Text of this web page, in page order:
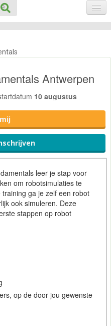
Antwerpen
10 augustus
leer je stap voor
om robotsimulaties te
ga je zelf een robot
ook simuleren. Deze
stappen op robot
op de door jou gewenste